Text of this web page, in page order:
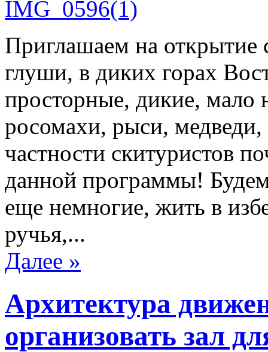
Приглашаем на открытие
глуши, в диких горах
просторные, дикие, мало
росомахи, рыси, медведи,
частности скитуристов
данной программы!
еще немногие, жить в
ручья,...
Далее »
Архитектура
организовать зал